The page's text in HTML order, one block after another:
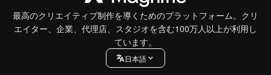
最高のクリエイティブ制作を導くためのプラットフォーム。クリ
エイター、企業、代理店、スタジオを含む100万人以上が利用し
ています。
日本語